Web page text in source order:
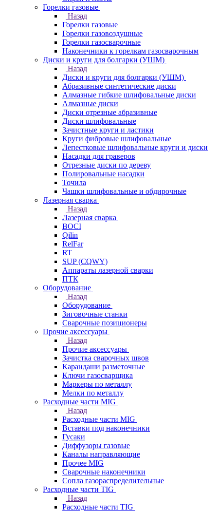
Горелки газовые
Назад
Горелки газовые
Горелки газовоздушные
Горелки газосварочные
Наконечники к горелкам газосварочным
Диски и круги для болгарки (УШМ)
Назад
Диски и круги для болгарки (УШМ)
Абразивные синтетические диски
Алмазные гибкие шлифовальные диски
Алмазные диски
Диски отрезные абразивные
Диски шлифовальные
Зачистные круги и ластики
Круги фибровые шлифовальные
Лепестковые шлифовальные круги и диски
Насадки для граверов
Отрезные диски по дереву
Полировальные насадки
Точила
Чашки шлифовальные и обдирочные
Лазерная сварка
Назад
Лазерная сварка
BOCI
Qilin
RelFar
RT
SUP (CQWY)
Аппараты лазерной сварки
ПТК
Оборудование
Назад
Оборудование
Зиговочные станки
Сварочные позиционеры
Прочие аксессуары
Назад
Прочие аксессуары
Зачистка сварочных швов
Карандаши разметочные
Ключи газосварщика
Маркеры по металлу
Мелки по металлу
Расходные части MIG
Назад
Расходные части MIG
Вставки под наконечники
Гусаки
Диффузоры газовые
Каналы направляющие
Прочее MIG
Сварочные наконечники
Сопла газораспределительные
Расходные части TIG
Назад
Расходные части TIG